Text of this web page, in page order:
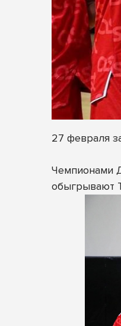
27 февраля
Чемпионами
обыгрывают